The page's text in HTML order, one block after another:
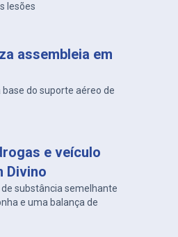
lesões
assembleia em
do suporte aéreo de
e veículo
Divino
substância semelhante
e uma balança de